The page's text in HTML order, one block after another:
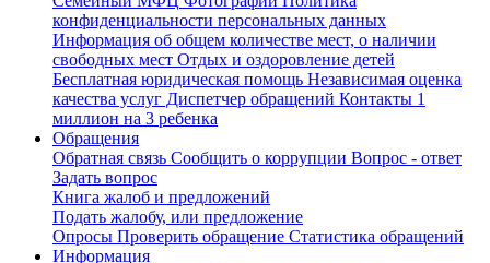
конфиденциальности персональных данных
Информация об общем количестве мест, о наличии
свободных мест Отдых и оздоровление детей
Бесплатная юридическая помощь Независимая оценка
качества услуг Диспетчер обращений Контакты 1
миллион на 3 ребенка
Обращения
Обратная связь Сообщить о коррупции Вопрос - ответ
Задать вопрос
Книга жалоб и предложений
Подать жалобу, или предложение
Опросы Проверить обращение Статистика обращений
Информация